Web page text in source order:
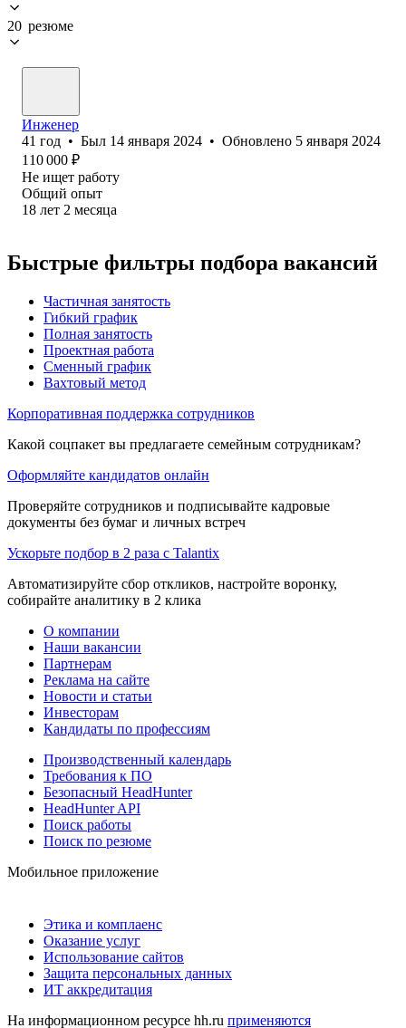
20 резюме
Инженер
41 год • Был 14 января 2024 • Обновлено 5 января 2024
110 000 ₽
Не ищет работу
Общий опыт
18 лет 2 месяца
Быстрые фильтры подбора вакансий
Частичная занятость
Гибкий график
Полная занятость
Проектная работа
Сменный график
Вахтовый метод
Корпоративная поддержка сотрудников
Какой соцпакет вы предлагаете семейным сотрудникам?
Оформляйте кандидатов онлайн
Проверяйте сотрудников и подписывайте кадровые
документы без бумаг и личных встреч
Ускорьте подбор в 2 раза с Talantix
Автоматизируйте сбор откликов, настройте воронку,
собирайте аналитику в 2 клика
О компании
Наши вакансии
Партнерам
Реклама на сайте
Новости и статьи
Инвесторам
Кандидаты по профессиям
Производственный календарь
Требования к ПО
Безопасный HeadHunter
HeadHunter API
Поиск работы
Поиск по резюме
Мобильное приложение
Этика и комплаенс
Оказание услуг
Использование сайтов
Защита персональных данных
ИТ аккредитация
На информационном ресурсе hh.ru применяются